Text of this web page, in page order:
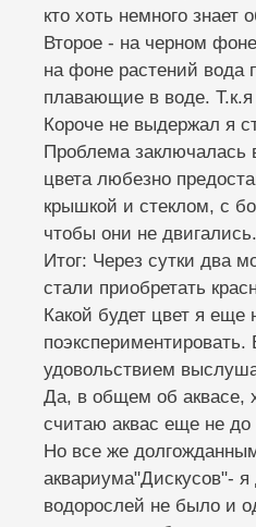
кто хоть немного
Второе - на черном
на фоне растений вода
плавающие в воде.
Короче не выдержал я
Проблема заключалась
цвета любезно
крышкой и стеклом, с
чтобы они не
Итог: Через сутки два
стали приобретать
Какой будет цвет я еще
удовольствием
Да, в общем об аквасе,
считаю аквас еще не
Но все же
аквариума"Дискусов"- я
водорослей не было и